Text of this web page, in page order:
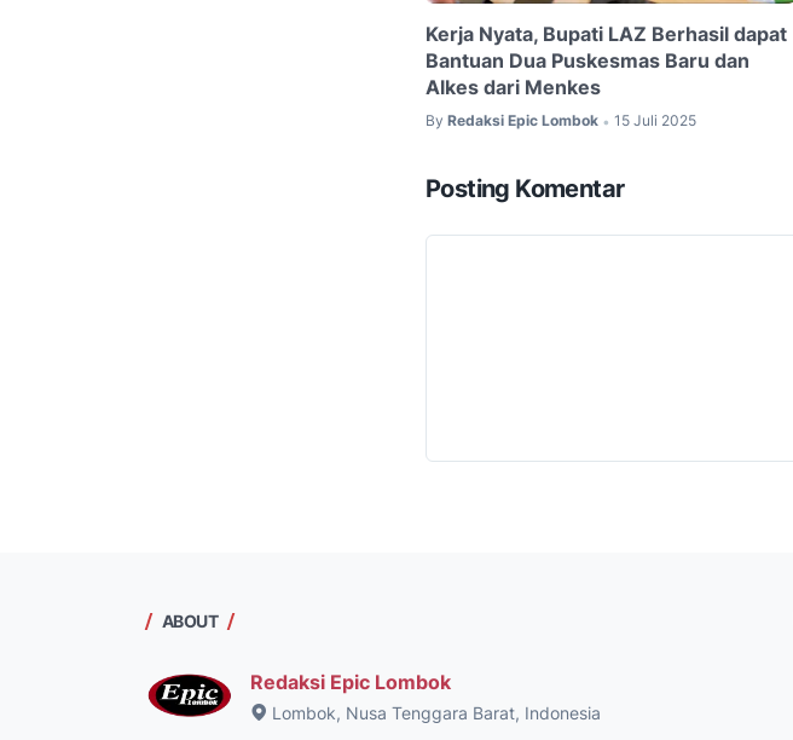
Kerja Nyata, Bupati LAZ Berhasil dapat
Bantuan Dua Puskesmas Baru dan
Alkes dari Menkes
By Redaksi Epic Lombok • 15 Juli 2025
Posting Komentar
ABOUT
Redaksi Epic Lombok
Lombok, Nusa Tenggara Barat, Indonesia